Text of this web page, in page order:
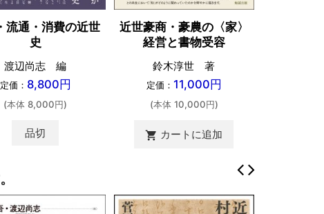
流通・消費の近世
史
渡辺尚志 編
定価： 8,800円
(本体 8,000円)
品切
近世豪商・豪農の〈家〉
経営と書物受容
鈴木淳世 著
定価： 11,000円
(本体 10,000円)
shopping_cart カートに追加